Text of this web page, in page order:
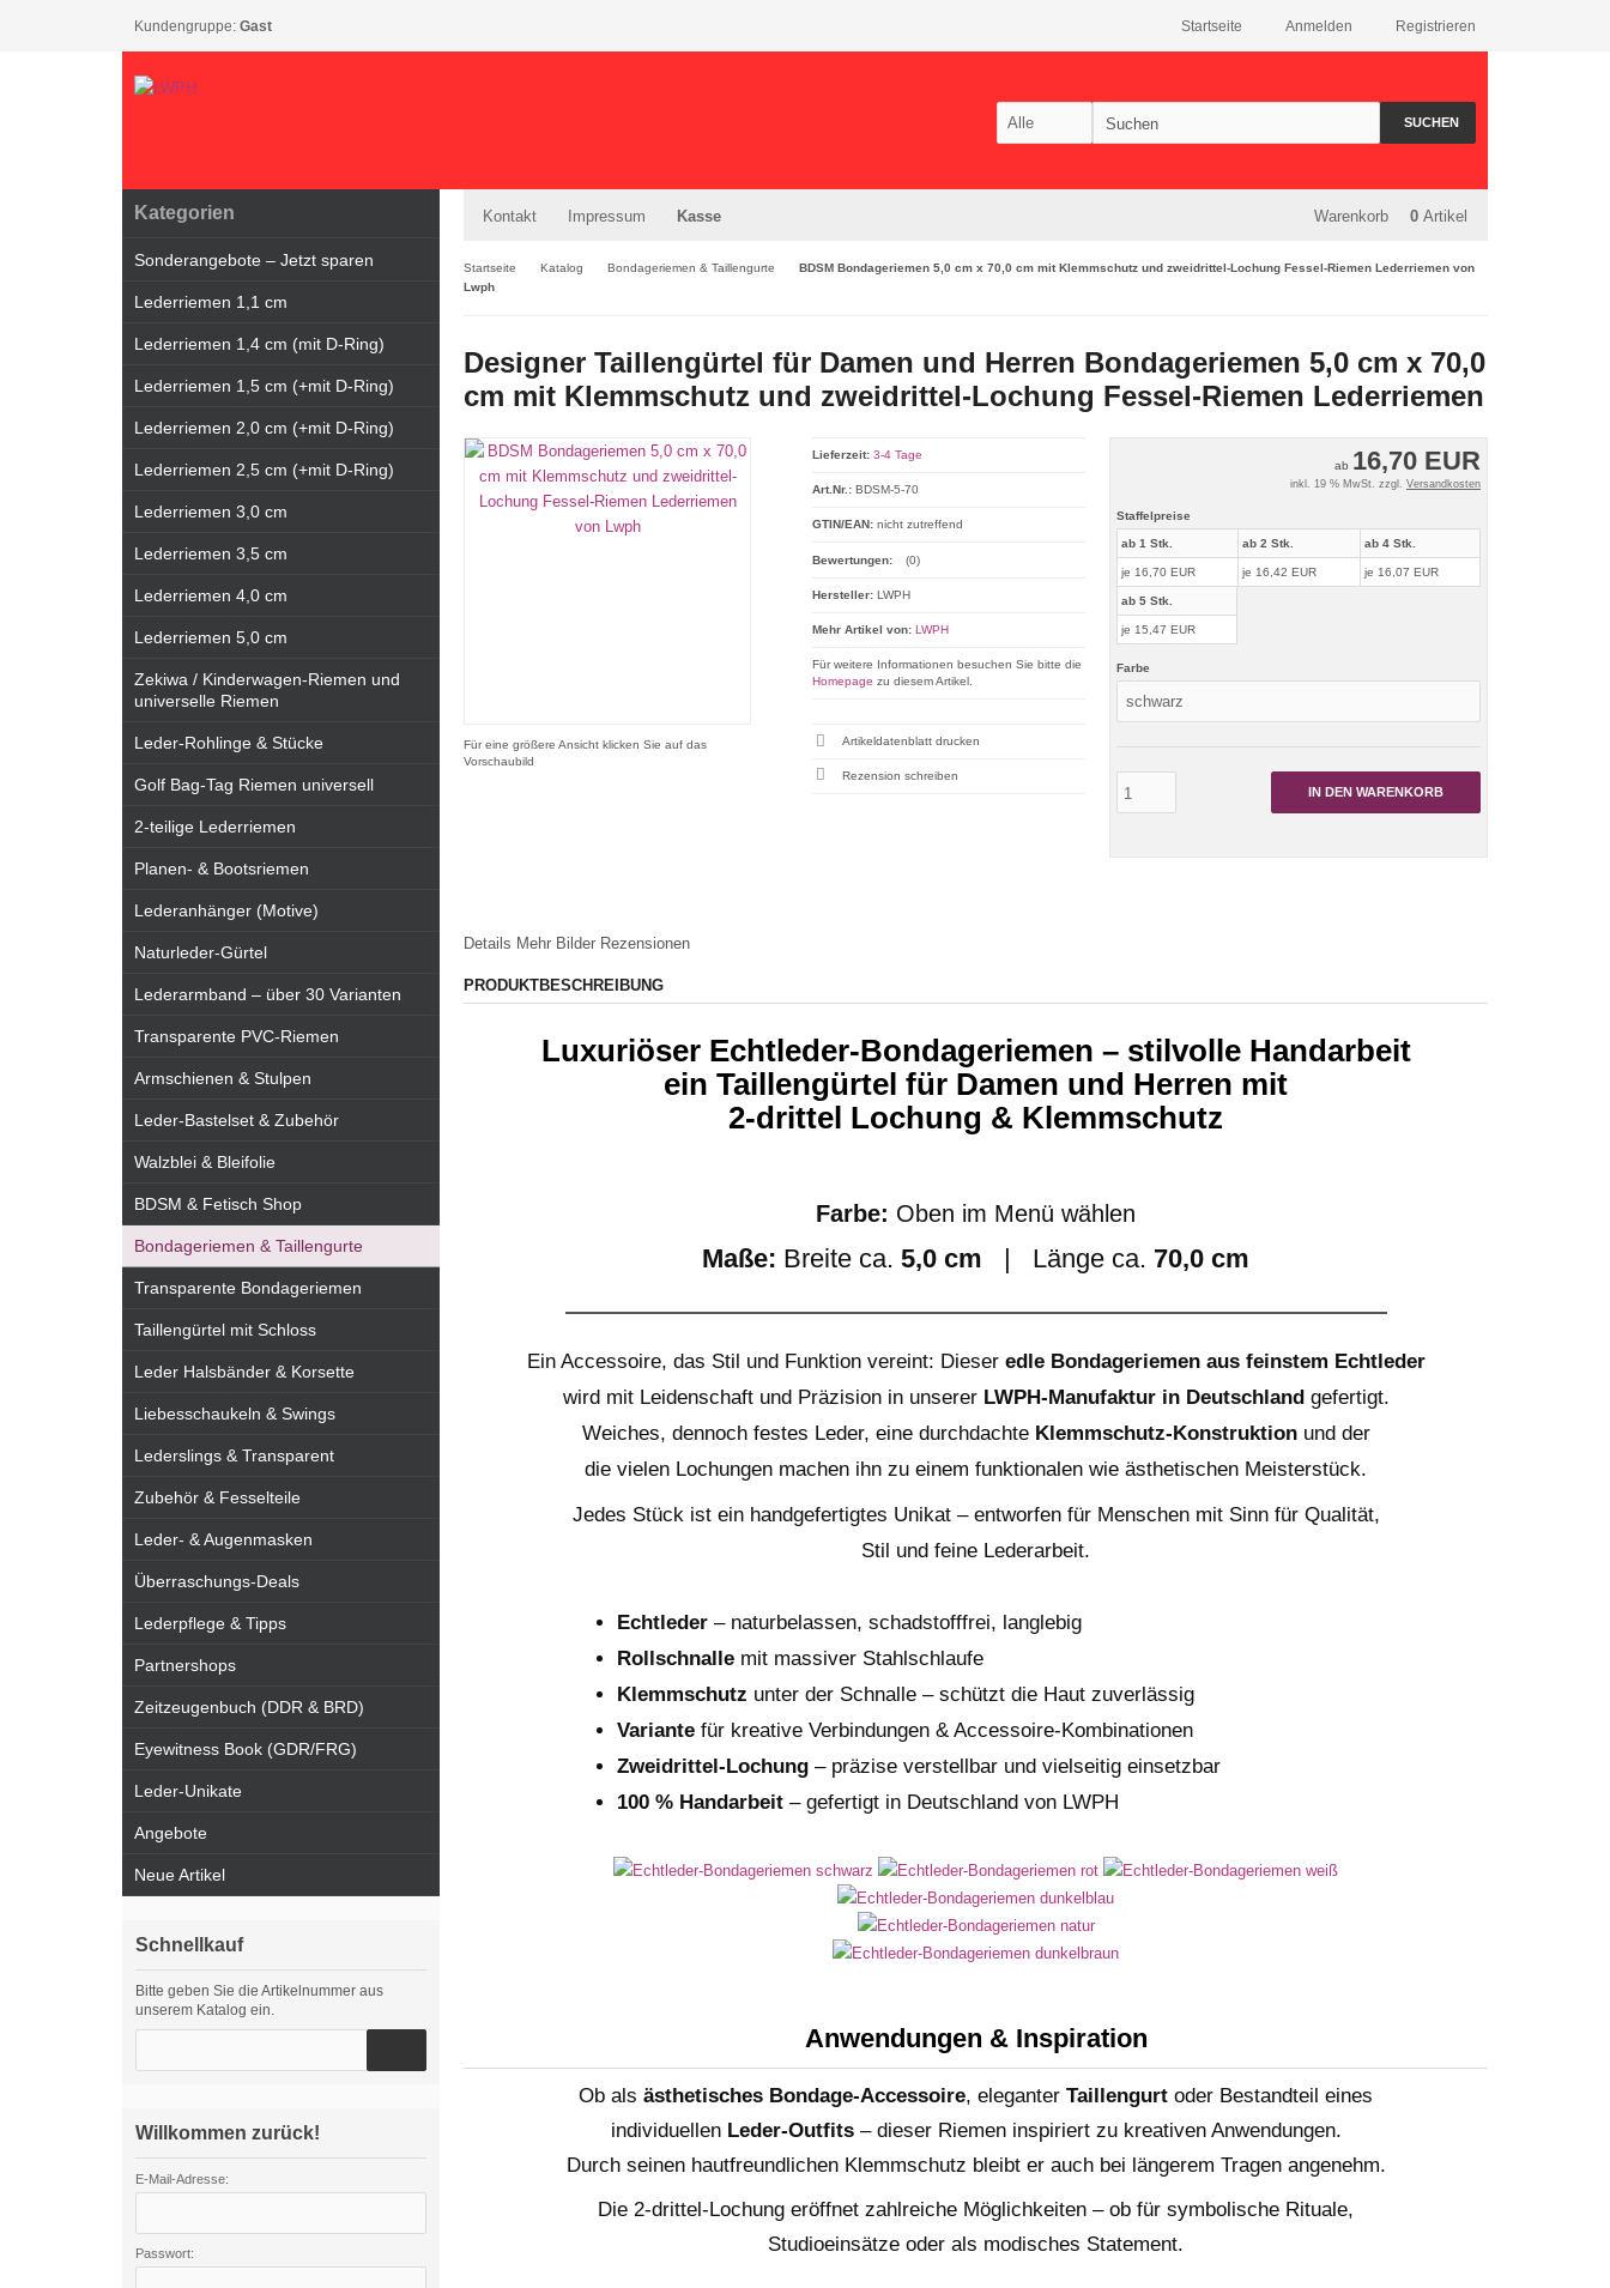
Kundengruppe: Gast Registrieren
Anmelden
Startseite
SUCHEN
Kontakt Impressum Kasse Warenkorb 0 Artikel
Startseite Katalog Bondageriemen & Taillengurte
BDSM Bondageriemen 5,0 cm x 70,0 cm mit Klemmschutz und zweidrittel-Lochung Fessel-Riemen Lederriemen von
Lwph
Designer Taillengürtel für Damen und Herren Bondageriemen 5,0 cm x 70,0
cm mit Klemmschutz und zweidrittel-Lochung Fessel-Riemen Lederriemen
Für eine größere Ansicht klicken Sie auf das
Vorschaubild
ab 16,70 EUR
inkl. 19 % MwSt. zzgl. Versandkosten
Staffelpreise
ab 1 Stk.
je 16,70 EUR
ab 2 Stk.
je 16,42 EUR
ab 4 Stk.
je 16,07 EUR
ab 5 Stk.
je 15,47 EUR
Farbe
IN DEN WARENKORB
Lieferzeit: 3-4 Tage
Art.Nr.: BDSM-5-70
GTIN/EAN: nicht zutreffend
Bewertungen: (0)
Hersteller: LWPH
Mehr Artikel von: LWPH
Für weitere Informationen besuchen Sie bitte die
Homepage zu diesem Artikel.
Artikeldatenblatt drucken
Rezension schreiben
Details Mehr Bilder Rezensionen
PRODUKTBESCHREIBUNG
Luxuriöser Echtleder-Bondageriemen – stilvolle Handarbeit
ein Taillengürtel für Damen und Herren mit
2-drittel Lochung & Klemmschutz
Farbe: Oben im Menü wählen
Maße: Breite ca. 5,0 cm | Länge ca. 70,0 cm
Ein Accessoire, das Stil und Funktion vereint: Dieser edle Bondageriemen aus feinstem Echtleder
wird mit Leidenschaft und Präzision in unserer LWPH-Manufaktur in Deutschlandgefertigt.
Weiches, dennoch festes Leder, eine durchdachte Klemmschutz-Konstruktionund der
die vielen Lochungen machen ihn zu einem funktionalen wie ästhetischen Meisterstück.
Jedes Stück ist ein handgefertigtes Unikat – entworfen für Menschen mit Sinn für Qualität,
Stil und feine Lederarbeit.
Echtleder – naturbelassen, schadstofffrei, langlebig
Rollschnalle mit massiver Stahlschlaufe
Klemmschutz unter der Schnalle – schützt die Haut zuverlässig
Variante für kreative Verbindungen & Accessoire-Kombinationen
Zweidrittel-Lochung – präzise verstellbar und vielseitig einsetzbar
100 % Handarbeit – gefertigt in Deutschland von LWPH
Anwendungen & Inspiration
Ob als ästhetisches Bondage-Accessoire, eleganter Taillengurt oder Bestandteil eines
individuellen Leder-Outfits– dieser Riemen inspiriert zu kreativen Anwendungen.
Durch seinen hautfreundlichen Klemmschutz bleibt er auch bei längerem Tragen angenehm.
Die 2-drittel-Lochung eröffnet zahlreiche Möglichkeiten – ob für symbolische Rituale,
Studioeinsätze oder als modisches Statement.
Kategorien
Sonderangebote – Jetzt sparen
Lederriemen 1,1 cm
Lederriemen 1,4 cm (mit D-Ring)
Lederriemen 1,5 cm (+mit D-Ring)
Lederriemen 2,0 cm (+mit D-Ring)
Lederriemen 2,5 cm (+mit D-Ring)
Lederriemen 3,0 cm
Lederriemen 3,5 cm
Lederriemen 4,0 cm
Lederriemen 5,0 cm
Zekiwa / Kinderwagen-Riemen und
universelle Riemen
Leder-Rohlinge & Stücke
Golf Bag-Tag Riemen universell
2-teilige Lederriemen
Planen- & Bootsriemen
Lederanhänger (Motive)
Naturleder-Gürtel
Lederarmband – über 30 Varianten
Transparente PVC-Riemen
Armschienen & Stulpen
Leder-Bastelset & Zubehör
Walzblei & Bleifolie
BDSM & Fetisch Shop
Bondageriemen & Taillengurte
Transparente Bondageriemen
Taillengürtel mit Schloss
Leder Halsbänder & Korsette
Liebesschaukeln & Swings
Lederslings & Transparent
Zubehör & Fesselteile
Leder- & Augenmasken
Überraschungs-Deals
Lederpflege & Tipps
Partnershops
Zeitzeugenbuch (DDR & BRD)
Eyewitness Book (GDR/FRG)
Leder-Unikate
Angebote
Neue Artikel
Schnellkauf
Bitte geben Sie die Artikelnummer aus
unserem Katalog ein.
Willkommen zurück!
E-Mail-Adresse:
Passwort: